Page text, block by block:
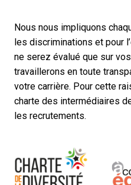
Nous nous impliquons
les discriminations et pour
ne serez évalué que sur
travaillerons en toute
votre carrière. Pour cette
charte des intermédiaires
les recrutements.